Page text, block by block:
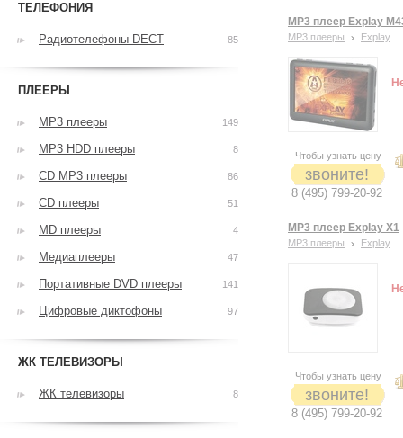
MP3 плеер Explay
MP3 плееры Explay
Чтобы узнать цену
звоните!
8 (495) 799-20-92
MP3 плеер Explay X1
MP3 плееры Explay
Чтобы узнать цену
звоните!
8 (495) 799-20-92
ТЕЛЕФОНИЯ
Радиотелефоны DECT 85
ПЛЕЕРЫ
MP3 плееры 149
MP3 HDD плееры 8
CD MP3 плееры 86
CD плееры 51
MD плееры 4
Медиаплееры 47
Портативные DVD плееры 141
Цифровые диктофоны 97
ЖК ТЕЛЕВИЗОРЫ
ЖК телевизоры 8